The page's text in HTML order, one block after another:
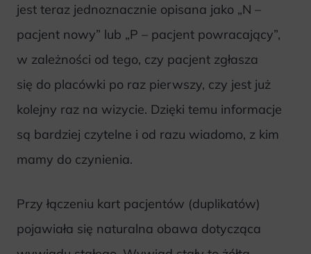
jest teraz jednoznacznie opisana jako „N –
pacjent nowy” lub „P – pacjent powracający”,
w zależności od tego, czy pacjent zgłasza
się do placówki po raz pierwszy, czy jest już
kolejny raz na wizycie. Dzięki temu informacje
są bardziej czytelne i od razu wiadomo, z kim
mamy do czynienia.
Przy łączeniu kart pacjentów (duplikatów)
pojawiała się naturalna obawa dotycząca